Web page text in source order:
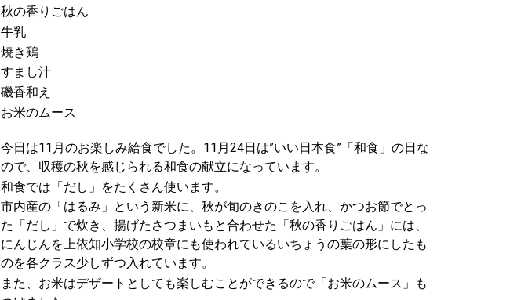
秋の香りごはん
牛乳
焼き鶏
すまし汁
磯香和え
お米のムース
今日は11月のお楽しみ給食でした。11月24日は”いい日本食”「和食」の日な
ので、収穫の秋を感じられる和食の献立になっています。
和食では「だし」をたくさん使います。
市内産の「はるみ」という新米に、秋が旬のきのこを入れ、かつお節でとっ
た「だし」で炊き、揚げたさつまいもと合わせた「秋の香りごはん」には、
にんじんを上依知小学校の校章にも使われているいちょうの葉の形にしたも
のを各クラス少しずつ入れています。
また、お米はデザートとしても楽しむことができるので「お米のムース」も